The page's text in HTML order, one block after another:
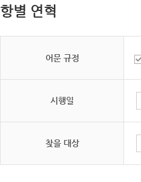
항별 연혁
어문 규정
시행일
찾을 대상